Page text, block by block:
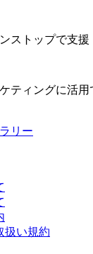
ストップで支援
ティングに活用
扱い規約